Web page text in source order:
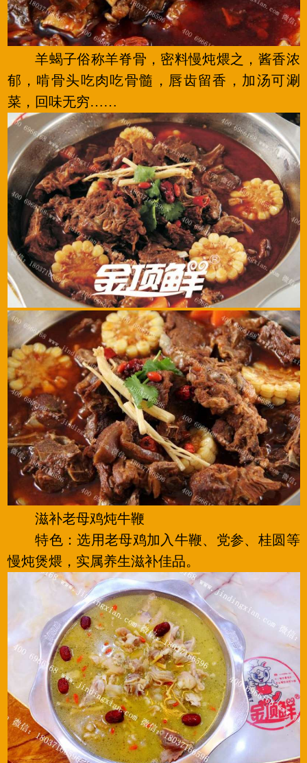
羊蝎子俗称羊脊骨，密料慢炖煨之，酱香浓
郁，啃骨头吃肉吃骨髓，唇齿留香，加汤可涮
菜，回味无穷……
滋补老母鸡炖牛鞭
特色：选用老母鸡加入牛鞭、党参、桂圆等
慢炖煲煨，实属养生滋补佳品。